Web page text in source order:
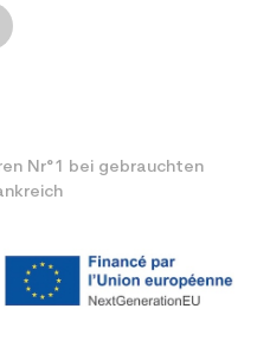
Nr°1 bei gebrauchten